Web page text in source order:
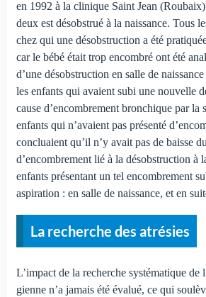
en 1992 à la clinique Saint Jean
deux est désobstrué à la naissance. Tous
chez qui une désobstruction a été
car le bébé était trop encombré ont été
d’une désobstruction en salle de
les enfants qui avaient subi une nouvelle
cause d’encombrement bron­chique par la
enfants qui n’avaient pas présenté
concluaient qu’il n’y avait pas de baisse
d’encombrement lié à la dé­sobstruction à
enfants présentant un tel encombrement
aspiration : en salle de naissance, et en
La recherche des atrésies
L’impact de la recherche systématique de
gienne n’a jamais été évalué, ce qui